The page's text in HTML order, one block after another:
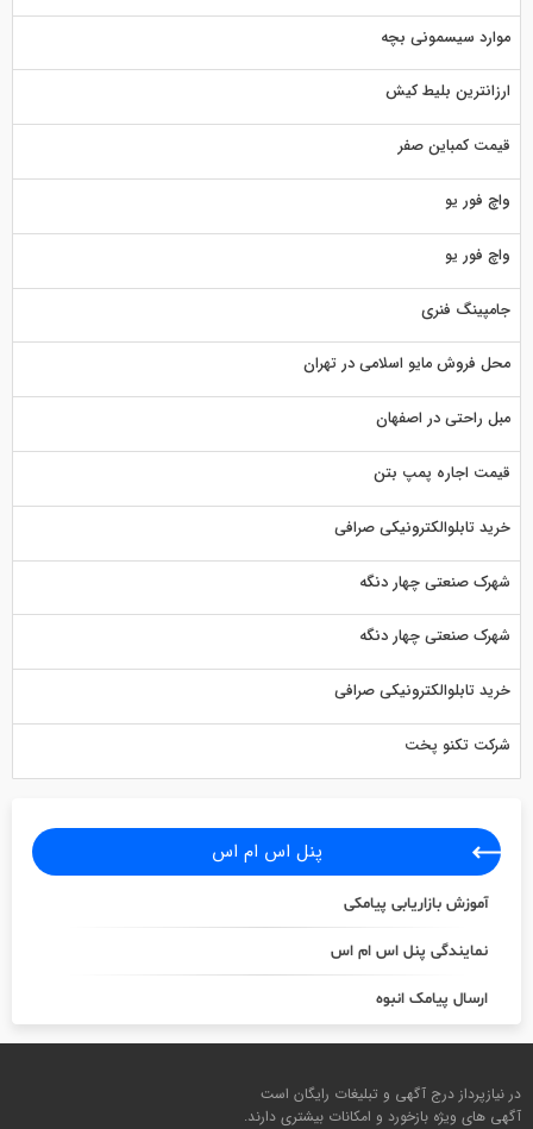
موارد سیسمونی بچه
ارزانترین بلیط کیش
قیمت کمباین صفر
واچ فور یو
واچ فور یو
جامپینگ فنری
محل فروش مایو اسلامی در تهران
مبل راحتی در اصفهان
قیمت اجاره پمپ بتن
خرید تابلوالکترونیکی صرافی
شهرک صنعتی چهار دنگه
شهرک صنعتی چهار دنگه
خرید تابلوالکترونیکی صرافی
شرکت تکنو پخت
پنل اس ام اس
آموزش بازاریابی پیامکی
نمایندگی پنل اس ام اس
ارسال پیامک انبوه
در نیازپرداز درج آگهی و تبلیغات رایگان است
آگهی های ویژه بازخورد و امکانات بیشتری دارند.